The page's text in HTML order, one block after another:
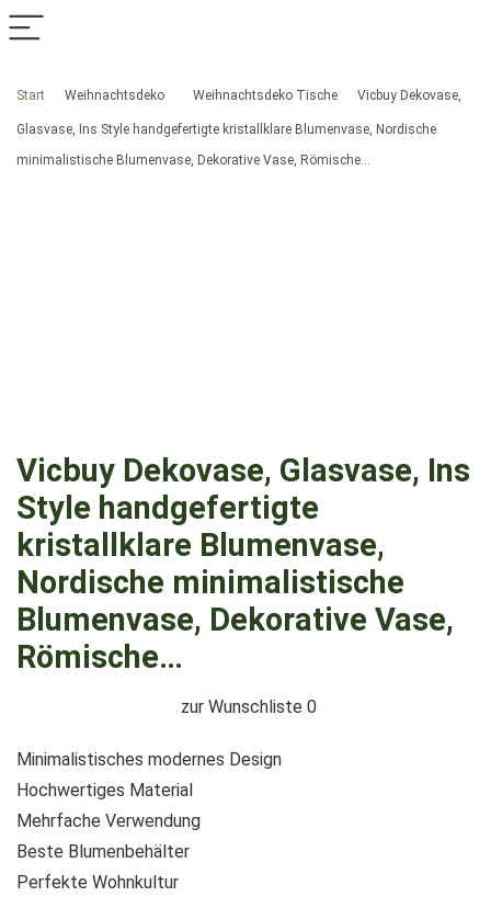
Start Weihnachtsdeko Weihnachtsdeko Tische Vicbuy Dekovase,
Glasvase, Ins Style handgefertigte kristallklare Blumenvase, Nordische
minimalistische Blumenvase, Dekorative Vase, Römische…
Vicbuy Dekovase, Glasvase, Ins
Style handgefertigte
kristallklare Blumenvase,
Nordische minimalistische
Blumenvase, Dekorative Vase,
Römische…
zur Wunschliste 0
Minimalistisches modernes Design
Hochwertiges Material
Mehrfache Verwendung
Beste Blumenbehälter
Perfekte Wohnkultur